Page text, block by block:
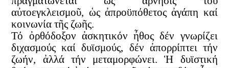
αὐτοεγκλεισμοῦ, ὡς ἀπροϋπόθετος ἀγάπη καί
κοινωνία τῆς ζωῆς.
Τό ὀρθόδοξον ἀσκητικόν ἦθος δέν γνωρίζει
διχασμούς καί δυϊσμούς, δέν ἀπορρίπτει τήν
ζωήν, ἀλλά τήν μεταμορφώνει. Ἡ δυϊστική